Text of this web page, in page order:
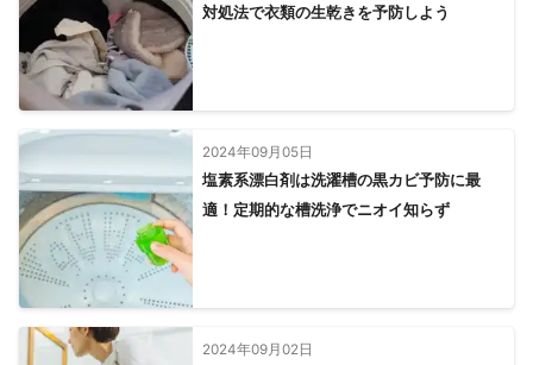
対処法で衣類の生乾きを予防しよう
2024年09月05日
塩素系漂白剤は洗濯槽の黒カビ予防に最
適！定期的な槽洗浄でニオイ知らず
2024年09月02日